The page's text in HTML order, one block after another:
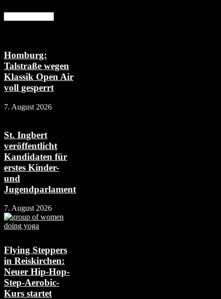
Homburg:
Talstraße wegen
Klassik Open Air
voll gesperrt
7. August 2026
St. Ingbert
veröffentlicht
Kandidaten für
erstes Kinder-
und
Jugendparlament
7. August 2026
Flying Steppers
in Reiskirchen:
Neuer Hip-Hop-
Step-Aerobic-
Kurs startet